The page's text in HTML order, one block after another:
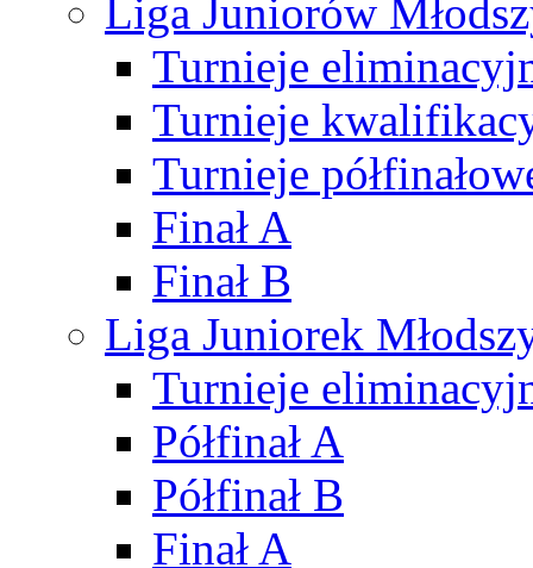
Liga Juniorów
Turnieje
Turnieje
Turnieje
Finał A
Finał B
Liga Juniorek
Turnieje
Półfinał A
Półfinał B
Finał A